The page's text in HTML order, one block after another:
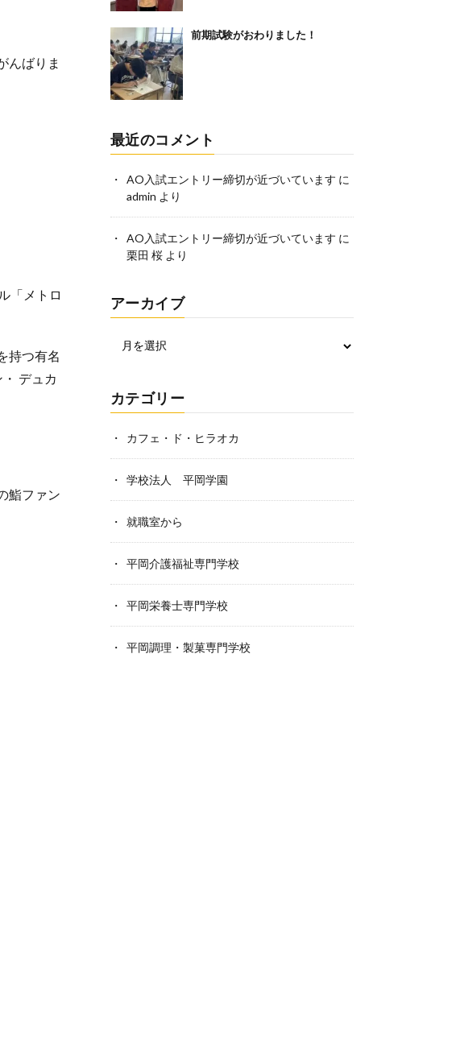
んばりま
「メトロ
持つ有名
デュカ
鮨ファン
前期試験がおわりました！
最近のコメント
AO入試エントリー締切が近づいています に
admin より
AO入試エントリー締切が近づいています に
栗田 桜より
アーカイブ
カテゴリー
カフェ・ド・ヒラオカ
学校法人 平岡学園
就職室から
平岡介護福祉専門学校
平岡栄養士専門学校
平岡調理・製菓専門学校